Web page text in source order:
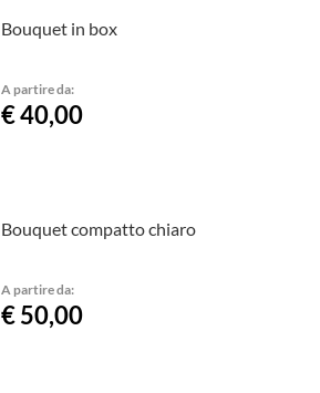
Bouquet in box
A partire da:
€ 40,00
Bouquet compatto chiaro
A partire da:
€ 50,00